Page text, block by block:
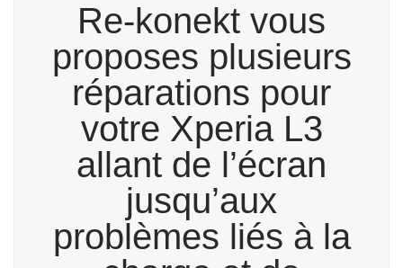
Re-konekt vous
proposes plusieurs
réparations pour
votre Xperia L3
allant de l’écran
jusqu’aux
problèmes liés à la